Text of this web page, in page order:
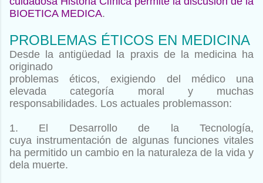
BIOETICA MEDICA.
PROBLEMAS ÉTICOS EN MEDICINA
Desde la antigüedad la praxis de la medicina ha
originado
problemas éticos, exigiendo del médico una
elevada categoría moral y muchas
responsabilidades. Los actuales problemasson:
1. El Desarrollo de la Tecnología,
cuya instrumentación de algunas funciones vitales
ha permitido un cambio en la naturaleza de la vida y
dela muerte.